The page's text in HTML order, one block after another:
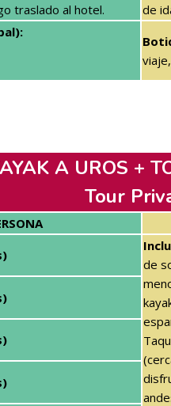
traslado al hotel.
de
A UROS +
Tour
In
de